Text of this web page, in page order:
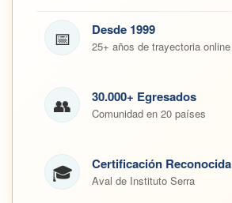
📅 Desde 1999
25+ años de trayectoria online
👥 30.000+ Egresados
Comunidad en 20 países
🎓 Certificación Reconocida
Aval de Instituto Serra